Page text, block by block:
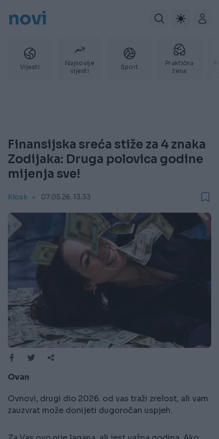
novi
Vijesti
Najnovije
vijesti
Sport
Praktična
žena
Finansijska sreća stiže za 4 znaka
Zodijaka: Druga polovica godine
mijenja sve!
Kiosk 07.05.26. 13:33
Ovan
Ovnovi, drugi dio 2026. od vas traži zrelost, ali vam
zauzvrat može donijeti dugoročan uspjeh.